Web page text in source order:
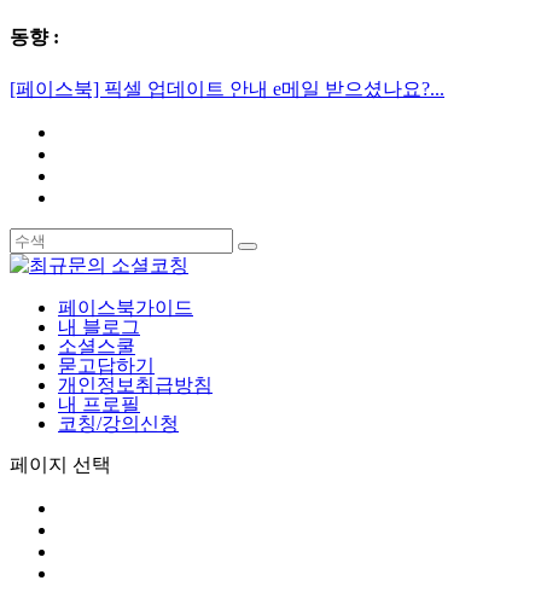
동향 :
[페이스북] 픽셀 업데이트 안내 e메일 받으셨나요?...
페이스북가이드
내 블로그
소셜스쿨
묻고답하기
개인정보취급방침
내 프로필
코칭/강의신청
페이지 선택